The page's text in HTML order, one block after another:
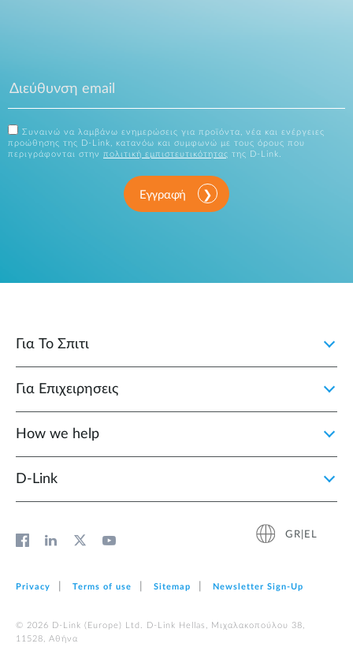
Συναινώ να λαμβάνω ενημερώσεις για προϊόντα, νέα και ενέργειες
προώθησης της D-Link, κατανόω και συμφωνώ με τους όρους που
περιγράφονται στην πολιτική εμπιστευτικότητας της D-Link.
Εγγραφή
Για Το Σπιτι
Για Επιχειρησεις
How we help
D‑Link
GR|EL
Privacy Terms of use Sitemap Newsletter Sign‑Up
© 2026 D‑Link (Europe) Ltd. D-Link Hellas, Μιχαλακοπούλου 38,
11528, Αθήνα